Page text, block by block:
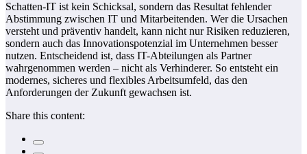
Schatten-IT ist kein Schicksal, sondern das Resultat fehlender
Abstimmung zwischen IT und Mitarbeitenden. Wer die Ursachen
versteht und präventiv handelt, kann nicht nur Risiken reduzieren,
sondern auch das Innovationspotenzial im Unternehmen besser
nutzen. Entscheidend ist, dass IT-Abteilungen als Partner
wahrgenommen werden – nicht als Verhinderer. So entsteht ein
modernes, sicheres und flexibles Arbeitsumfeld, das den
Anforderungen der Zukunft gewachsen ist.
Share this content: